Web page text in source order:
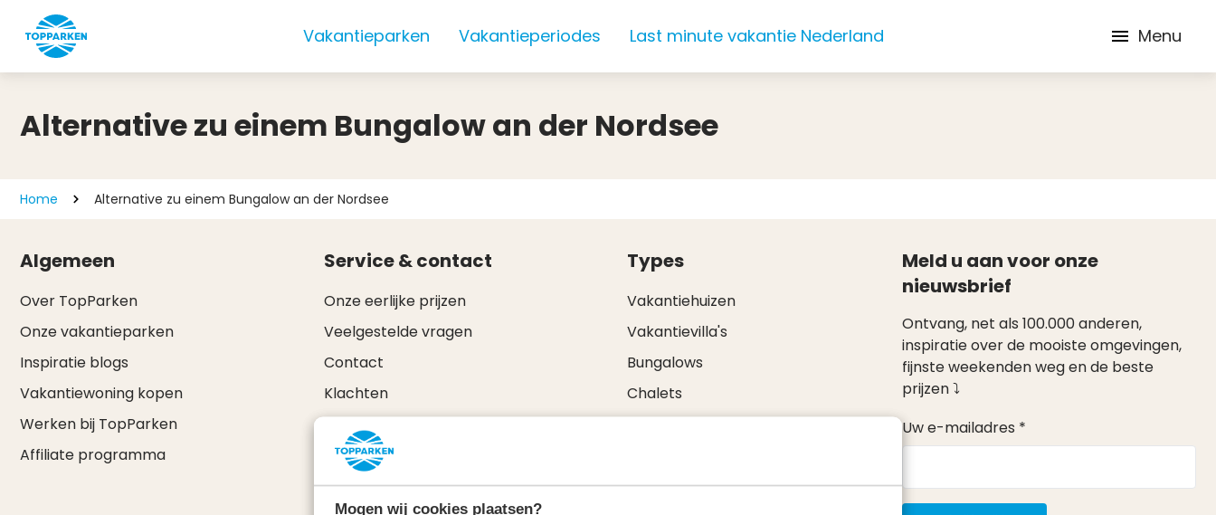
Mogen wij cookies plaatsen?
Vakantieparken Vakantieperiodes Last minute vakantie Nederland Menu
Alternative zu einem Bungalow an der Nordsee
Home Alternative zu einem Bungalow an der Nordsee
Algemeen
Over TopParken
Onze vakantieparken
Inspiratie blogs
Vakantiewoning kopen
Werken bij TopParken
Affiliate programma
Service & contact
Onze eerlijke prijzen
Veelgestelde vragen
Contact
Klachten
Brochure aanvragen
Inlog voor eigenaren
Types
Vakantiehuizen
Vakantievilla's
Bungalows
Chalets
Langhuur
Meld u aan voor onze
nieuwsbrief
Ontvang, net als 100.000 anderen,
inspiratie over de mooiste omgevingen,
fijnste weekenden weg en de beste
prijzen ⤵
Uw e-mailadres *